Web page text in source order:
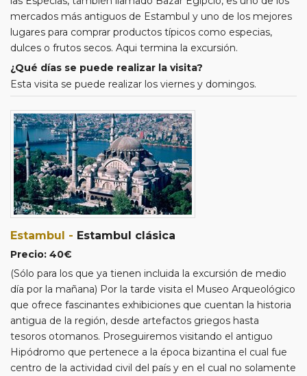
mercados más antiguos de Estambul y uno de los mejores
lugares para comprar productos típicos como especias,
dulces o frutos secos. Aqui termina la excursión.
¿Qué días se puede realizar la visita?
Esta visita se puede realizar los viernes y domingos.
Estambul - Estambul clásica
Precio: 40€
(Sólo para los que ya tienen incluida la excursión de medio
día por la mañana) Por la tarde visita el Museo Arqueológico
que ofrece fascinantes exhibiciones que cuentan la historia
antigua de la región, desde artefactos griegos hasta
tesoros otomanos. Proseguiremos visitando el antiguo
Hipódromo que pertenece a la época bizantina el cual fue
centro de la actividad civil del país y en el cual no solamente